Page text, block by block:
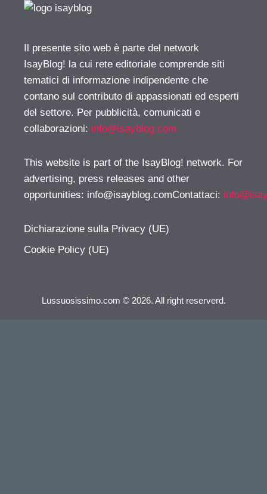
Il presente sito web è parte del network
IsayBlog! la cui rete editoriale comprende siti
tematici di informazione indipendente che
contano sul contributo di appassionati ed esperti
del settore. Per pubblicità, comunicati e
collaborazioni: info@isayblog.com
This website is part of the IsayBlog! network. For
advertising, press releases and other
opportunities: info@isayblog.comContattaci:
Dichiarazione sulla Privacy (UE)
Cookie Policy (UE)
Lussuosissimo.com © 2026. All right reserverd.